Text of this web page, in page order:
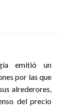
emitió un
por las que
alrederores,
del precio